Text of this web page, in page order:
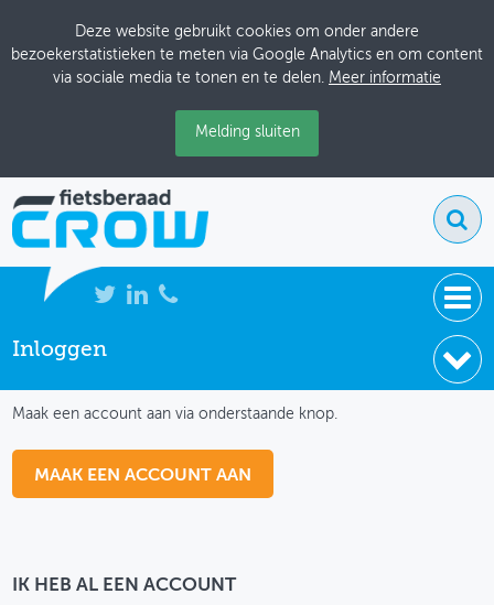
Deze website gebruikt cookies om onder andere
bezoekerstatistieken te meten via Google Analytics en om content
via sociale media te tonen en te delen. Meer informatie
Melding sluiten
NIEUWS
THEMASITES
Inloggen
Maak een account aan via onderstaande knop.
MAAK EEN ACCOUNT AAN
IK HEB AL EEN ACCOUNT